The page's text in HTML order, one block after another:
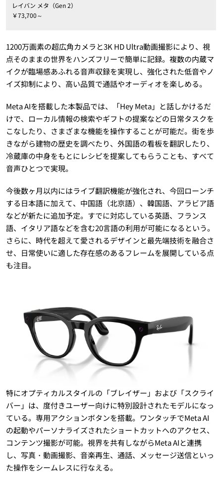
レイバン メタ（Gen 2）
￥73,700～
1200万画素の超広角カメラと3K HD Ultra動画撮影により、視
点そのままの世界をハンズフリーで簡単に記録。複数の内蔵マ
イクが臨場感あふれる音声収録を実現し、強化された低音やノ
イズ抑制により、高い品質で通話やオーディオを楽しめる。
Meta AIを搭載した本製品では、「Hey Meta」と話しかけるだ
けで、ローカル情報の検索やギフトの提案などの日常タスクを
こなしたり、さまざまな機能を操作することが可能だ。街を歩
きながら建物の歴史を調べたり、外国語の看板を翻訳したり、
冷蔵庫の中身をもとにレシピを提案してもらうことも、すべて
音声ひとつで実現。
今後数ヶ月以内にはライブ翻訳機能が強化され、今回ローンチ
する日本語に加えて、中国語（北京語）、韓国語、アラビア語
などが新たに追加予定。すでに対応している英語、フランス
語、イタリア語などを含む20言語の利用が可能になるという。
さらに、時代を超えて愛されるデザインと最先端技術を融合さ
せ、日常使いに適した存在感のあるフレームを展開している点
も注目。
特にオプティカルスタイルの「ブレイザー」および「スクライ
バー」は、度付きユーザー向けに特別設計されたモデルになっ
ている。専用アクションボタンを搭載。ワンタッチでMeta AI
の起動やパーソナライズされたショートカットへのアクセス、
コンテンツ撮影が可能。視界を共有しながらMeta AIと連携
し、写真・動画撮影、音楽再生、通話、メッセージ送信といっ
た操作をシームレスに行なえる。